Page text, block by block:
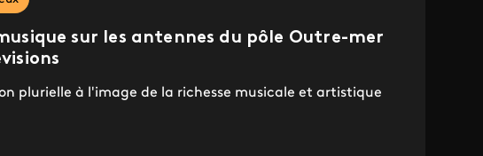
sur les antennes du pôle Outre-mer
plurielle à l'image de la richesse musicale et artistique